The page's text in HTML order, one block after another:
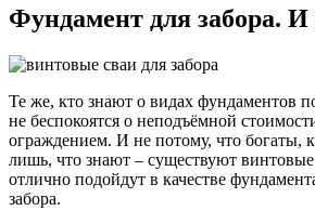
Фундамент для забора. И
Те же, кто знают о видах фундаментов
не беспокоятся о неподъёмной
ограждением. И не потому, что богаты,
лишь, что знают – существуют
отлично подойдут в качестве
забора.